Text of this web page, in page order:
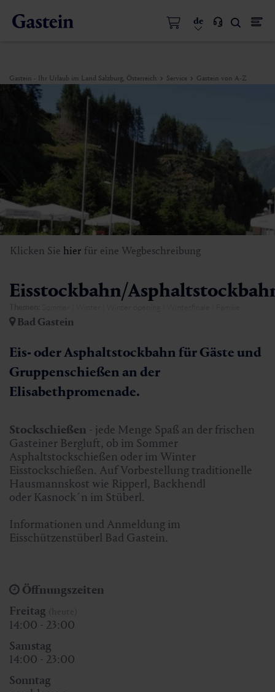
de
Gastein - Ihr Urlaub im Land Salzburg, Österreich Service Gastein von A-Z
Klicken Sie hier für eine Wegbeschreibung
Eisstockbahn/
Bad Gastein
Eis- oder Asphaltstockbahn für Gäste und
Gruppenschießen an der
Elisabethpromenade.
Stockschießen - jede Menge Spaß an der frischen
Gasteiner Bergluft, ob im Sommer
Asphaltstockschießen oder im Winter
Eisstockschießen. Auf Vorbestellung traditionelle
Hausmannskost wie Ripperl, Backhendl
oder Kasnock´n im Stüberl.
Informationen und Anmeldung im
Eisschützenstüberl Bad Gastein.
Öffnungszeiten
Freitag
14:00 - 23:00
Samstag
14:00 - 23:00
Sonntag